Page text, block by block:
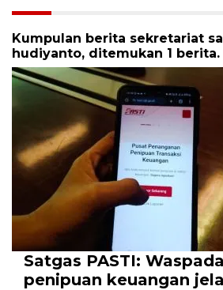
Kumpulan berita sekretariat
hudiyanto, ditemukan 1 berita.
Satgas PASTI:
penipuan keuangan